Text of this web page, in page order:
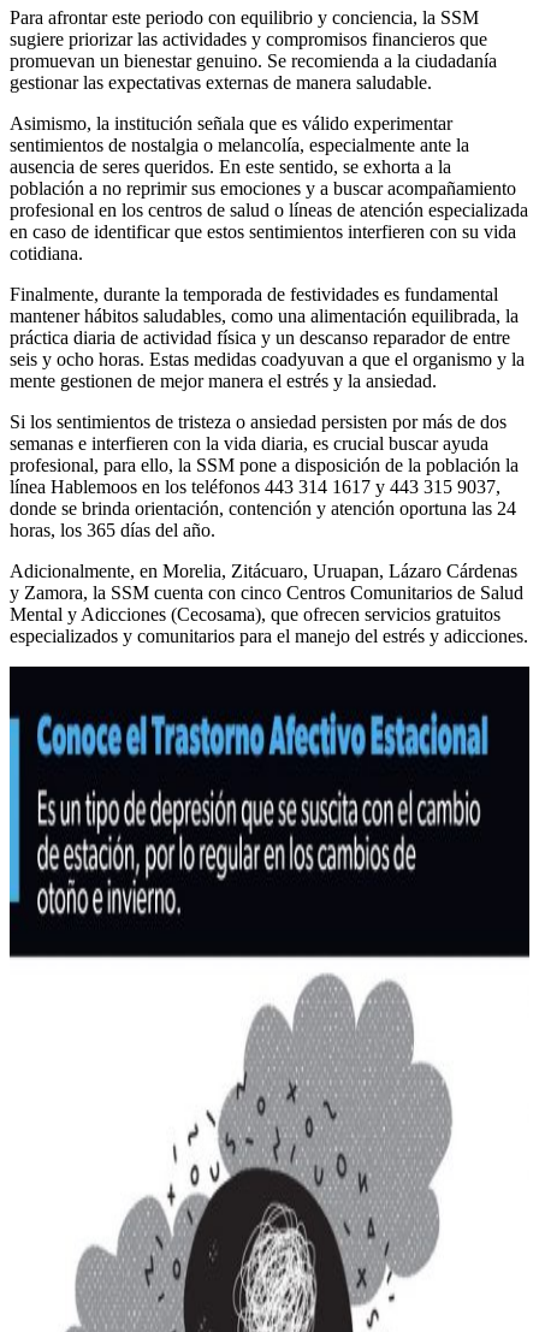
Para afrontar este periodo con equilibrio y conciencia, la SSM
sugiere priorizar las actividades y compromisos financieros que
promuevan un bienestar genuino. Se recomienda a la ciudadanía
gestionar las expectativas externas de manera saludable.
Asimismo, la institución señala que es válido experimentar
sentimientos de nostalgia o melancolía, especialmente ante la
ausencia de seres queridos. En este sentido, se exhorta a la
población a no reprimir sus emociones y a buscar acompañamiento
profesional en los centros de salud o líneas de atención especializada
en caso de identificar que estos sentimientos interfieren con su vida
cotidiana.
Finalmente, durante la temporada de festividades es fundamental
mantener hábitos saludables, como una alimentación equilibrada, la
práctica diaria de actividad física y un descanso reparador de entre
seis y ocho horas. Estas medidas coadyuvan a que el organismo y la
mente gestionen de mejor manera el estrés y la ansiedad.
Si los sentimientos de tristeza o ansiedad persisten por más de dos
semanas e interfieren con la vida diaria, es crucial buscar ayuda
profesional, para ello, la SSM pone a disposición de la población la
línea Hablemoos en los teléfonos 443 314 1617 y 443 315 9037,
donde se brinda orientación, contención y atención oportuna las 24
horas, los 365 días del año.
Adicionalmente, en Morelia, Zitácuaro, Uruapan, Lázaro Cárdenas
y Zamora, la SSM cuenta con cinco Centros Comunitarios de Salud
Mental y Adicciones (Cecosama), que ofrecen servicios gratuitos
especializados y comunitarios para el manejo del estrés y adicciones.